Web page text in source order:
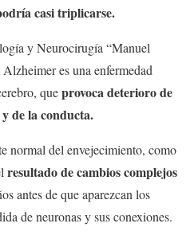
casi triplicarse.
y Neurocirugía “Manuel
es una enfermedad
queprovoca deterioro de
de la conducta.
normal del envejecimiento, como
resultado de cambios complejos
antes de que aparezcan los
de neuronas y sus conexiones.